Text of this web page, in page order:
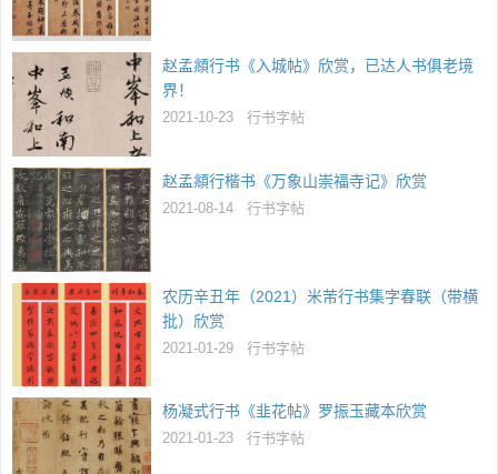
赵孟頫行书《入城帖》欣赏，已达人书俱老境
界！
2021-10-23 行书字帖
赵孟頫行楷书《万象山崇福寺记》欣赏
2021-08-14 行书字帖
农历辛丑年（2021）米芾行书集字春联（带横
批）欣赏
2021-01-29 行书字帖
杨凝式行书《韭花帖》罗振玉藏本欣赏
2021-01-23 行书字帖